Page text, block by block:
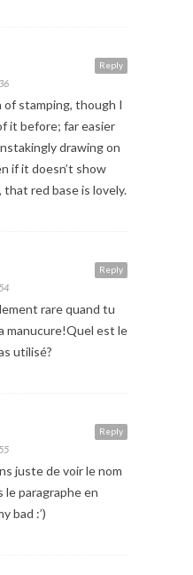
Reply
of stamping, though I
it before; far easier
drawing on
if it doesn’t show
that red base is lovely.
Reply
rare quand tu
manucure!Quel est le
utilisé?
Reply
juste de voir le nom
le paragraphe en
bad :’)